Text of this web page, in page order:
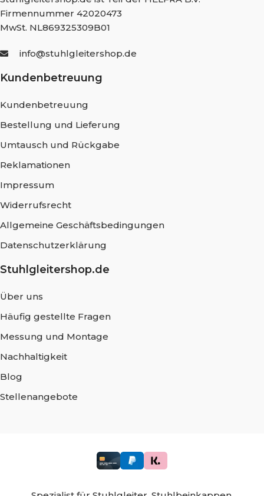
Firmennummer 42020473
MwSt. NL869325309B01
info@stuhlgleitershop.de
Kundenbetreuung
Kundenbetreuung
Bestellung und Lieferung
Umtausch und Rückgabe
Reklamationen
Impressum
Widerrufsrecht
Allgemeine Geschäftsbedingungen
Datenschutzerklärung
Stuhlgleitershop.de
Über uns
Häufig gestellte Fragen
Messung und Montage
Nachhaltigkeit
Blog
Stellenangebote